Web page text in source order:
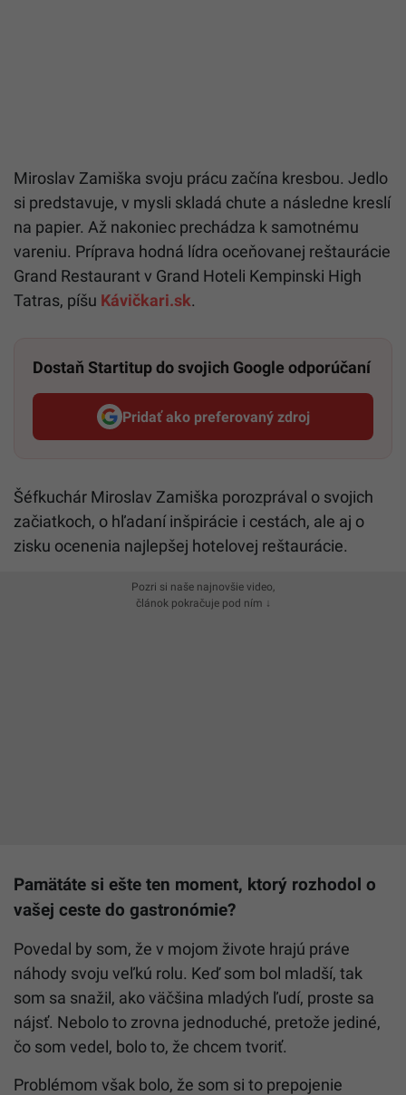
Miroslav Zamiška svoju prácu začína kresbou. Jedlo
si predstavuje, v mysli skladá chute a následne kreslí
na papier. Až nakoniec prechádza k samotnému
vareniu. Príprava hodná lídra oceňovanej reštaurácie
Grand Restaurant v Grand Hoteli Kempinski High
Tatras, píšu Kávičkari.sk.
Dostaň Startitup do svojich Google odporúčaní
Pridať ako preferovaný zdroj
Startitup, odkaz sa otvorí v
Šéfkuchár Miroslav Zamiška porozprával o svojich
začiatkoch, o hľadaní inšpirácie i cestách, ale aj o
zisku ocenenia najlepšej hotelovej reštaurácie.
Pozri si naše najnovšie video,
článok pokračuje pod ním ↓
Pamätáte si ešte ten moment, ktorý rozhodol o
vašej ceste do gastronómie?
Povedal by som, že v mojom živote hrajú práve
náhody svoju veľkú rolu. Keď som bol mladší, tak
som sa snažil, ako väčšina mladých ľudí, proste sa
nájsť. Nebolo to zrovna jednoduché, pretože jediné,
čo som vedel, bolo to, že chcem tvoriť.
Problémom však bolo, že som si to prepojenie